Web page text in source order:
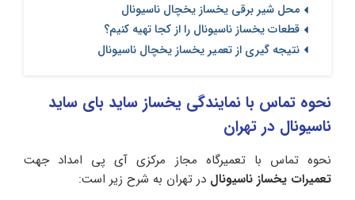
محل شیر برقی یخساز یخچال ناسیونال
قطعات یخساز ناسیونال را از کجا تهیه کنیم؟
نتیجه گیری از تعمیر یخساز یخچال ناسیونال
نحوه تماس با نمایندگی یخساز ساید بای ساید
ناسیونال در تهران
نحوه تماس با تعمیرگاه مجاز مرکزی آی پی امداد جهت
تعمیرات یخساز ناسیونال در تهران به شرح زیر است: